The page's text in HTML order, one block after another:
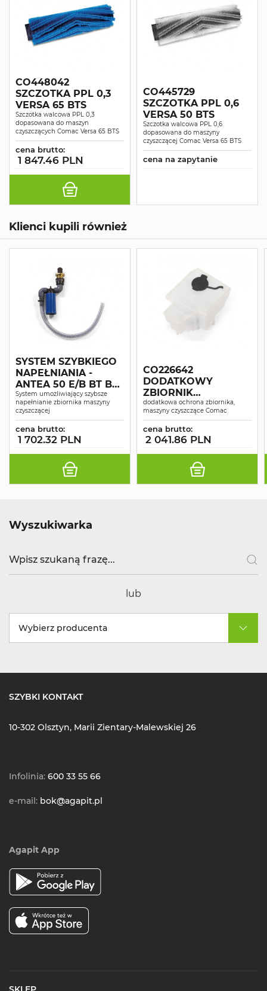
CO448042
SZCZOTKA PPL 0,3
VERSA 65 BTS
Szczotka walcowa PPL 0,3
dopasowana do maszyn
czyszczących Comac Versa 65 BTS
cena brutto:
1 847.46 PLN
CO445729
SZCZOTKA PPL 0,6
VERSA 50 BTS
Szczotka walcowa PPL 0,6
dopasowana do maszyny
czyszczącej Comac Versa 65 BTS
cena na zapytanie
Klienci kupili również
SYSTEM SZYBKIEGO
NAPEŁNIANIA -
ANTEA 50 E/B BT BTS
BTO ORBITAL, VERSA
55BT 65BT
System umożliwiający szybsze
napełnianie zbiornika maszyny
czyszczącej
cena brutto:
1 702.32 PLN
CO226642
DODATKOWY
ZBIORNIK
ANTYBAKTERYJNY
VERSA
dodatkowa ochrona zbiornika,
maszyny czyszczące Comac
cena brutto:
2 041.86 PLN
Wyszukiwarka
lub
Wybierz producenta
SZYBKI KONTAKT
10-302 Olsztyn, Marii Zientary-Malewskiej 26
Infolinia: 600 33 55 66
e-mail: bok@agapit.pl
Agapit App